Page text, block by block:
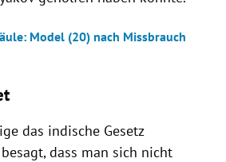
Model (20) nach Missbrauch
das indische Gesetz
dass man sich nicht